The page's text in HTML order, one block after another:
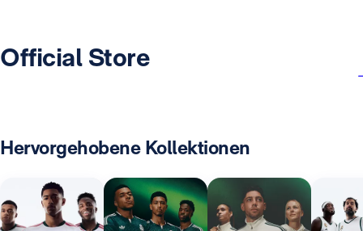
Official Store
Hervorgehobene Kollektionen